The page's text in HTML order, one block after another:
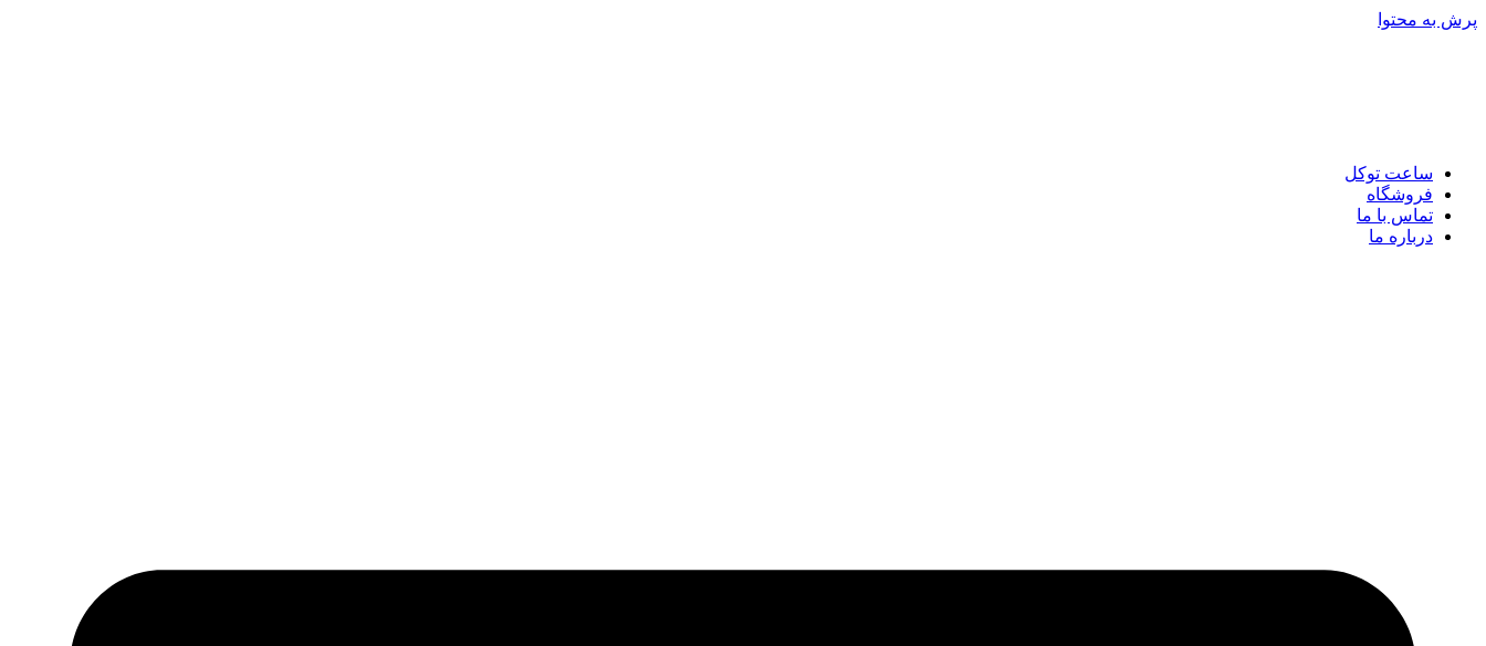
پرش به محتوا
ساعت توکل
فروشگاه
تماس با ما
درباره ما